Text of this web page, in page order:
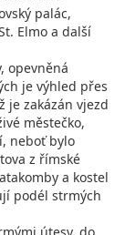
palác,
Elmo a další
opevněná
je výhled přes
je zakázán vjezd
městečko,
neboť bylo
z římské
a kostel
podél strmých